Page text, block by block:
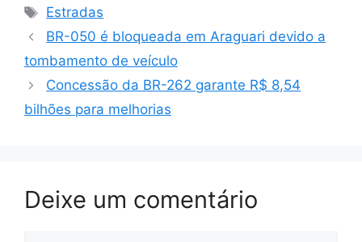
Tags
Estradas
BR-050 é bloqueada em Araguari devido a
tombamento de veículo
Concessão da BR-262 garante R$ 8,54
bilhões para melhorias
Deixe um comentário